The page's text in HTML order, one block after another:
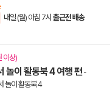
내일 (월) 아침 7시 출근전 배송
이상)
놀이 활동북 4 여행 편 -
놀이 활동북 4